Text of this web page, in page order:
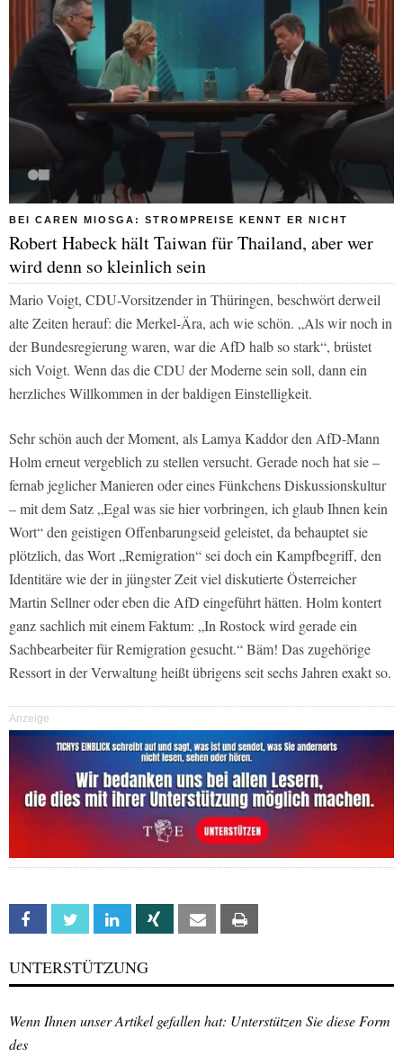
BEI CAREN MIOSGA: STROMPREISE KENNT ER NICHT
Robert Habeck hält Taiwan für Thailand, aber wer
wird denn so kleinlich sein
Mario Voigt, CDU-Vorsitzender in Thüringen, beschwört derweil
alte Zeiten herauf: die Merkel-Ära, ach wie schön. „Als wir noch in
der Bundesregierung waren, war die AfD halb so stark“, brüstet
sich Voigt. Wenn das die CDU der Moderne sein soll, dann ein
herzliches Willkommen in der baldigen Einstelligkeit.
Sehr schön auch der Moment, als Lamya Kaddor den AfD-Mann
Holm erneut vergeblich zu stellen versucht. Gerade noch hat sie –
fernab jeglicher Manieren oder eines Fünkchens Diskussionskultur
– mit dem Satz „Egal was sie hier vorbringen, ich glaub Ihnen kein
Wort“ den geistigen Offenbarungseid geleistet, da behauptet sie
plötzlich, das Wort „Remigration“ sei doch ein Kampfbegriff, den
Identitäre wie der in jüngster Zeit viel diskutierte Österreicher
Martin Sellner oder eben die AfD eingeführt hätten. Holm kontert
ganz sachlich mit einem Faktum: „In Rostock wird gerade ein
Sachbearbeiter für Remigration gesucht.“ Bäm! Das zugehörige
Ressort in der Verwaltung heißt übrigens seit sechs Jahren exakt so.
Anzeige
Facebook Twitter Linkedin Xing Email
UNTERSTÜTZUNG
Wenn Ihnen unser Artikel gefallen hat: Unterstützen Sie diese Form
des